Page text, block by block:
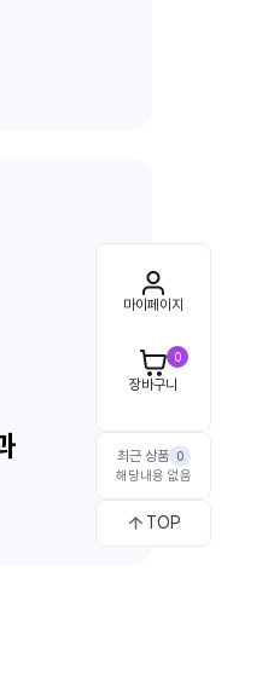
마이페이지
0
장바구니
최근 상품 0
해당내용 없음
TOP